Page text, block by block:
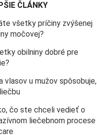
ČLÁNKY
všetky príčiny zvýšenej
močovej?
obilniny dobré pre
vlasov u mužov spôsobuje,
čo ste chceli vedieť o
liečebnom procese